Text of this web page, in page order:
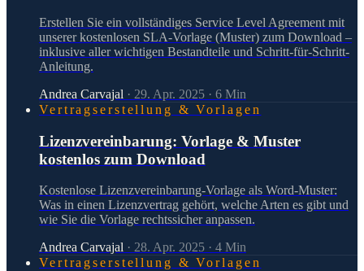
Erstellen Sie ein vollständiges Service Level Agreement mit
unserer kostenlosen SLA-Vorlage (Muster) zum Download –
inklusive aller wichtigen Bestandteile und Schritt-für-Schritt-
Anleitung.
Andrea Carvajal · 29. Apr. 2025 · 6 Min
Vertragserstellung & Vorlagen
Lizenzvereinbarung: Vorlage & Muster
kostenlos zum Download
Kostenlose Lizenzvereinbarung-Vorlage als Word-Muster:
Was in einen Lizenzvertrag gehört, welche Arten es gibt und
wie Sie die Vorlage rechtssicher anpassen.
Andrea Carvajal · 28. Apr. 2025 · 4 Min
Vertragserstellung & Vorlagen